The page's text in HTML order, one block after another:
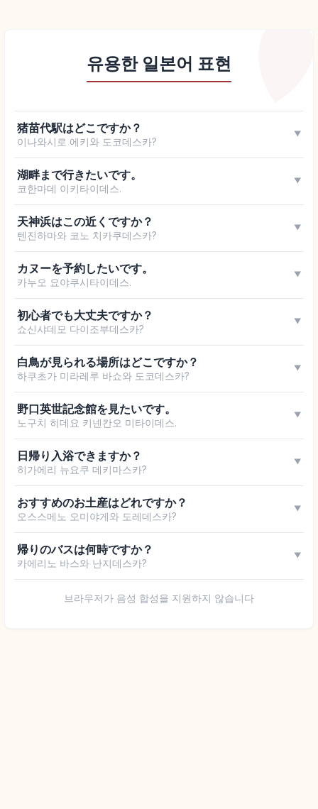
유용한 일본어 표현
猪苗代駅はどこですか？
이나와시로 에키와 도코데스카?
▼
湖畔まで行きたいです。
코한마데 이키타이데스.
▼
天神浜はこの近くですか？
텐진하마와 코노 치카쿠데스카?
▼
カヌーを予約したいです。
카누오 요야쿠시타이데스.
▼
初心者でも大丈夫ですか？
쇼신샤데모 다이조부데스카?
▼
白鳥が見られる場所はどこですか？
하쿠초가 미라레루 바쇼와 도코데스카?
▼
野口英世記念館を見たいです。
노구치 히데요 키넨칸오 미타이데스.
▼
日帰り入浴できますか？
히가에리 뉴요쿠 데키마스카?
▼
おすすめのお土産はどれですか？
오스스메노 오미야게와 도레데스카?
▼
帰りのバスは何時ですか？
카에리노 바스와 난지데스카?
▼
브라우저가 음성 합성을 지원하지 않습니다